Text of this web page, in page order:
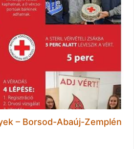
– Borsod-Abaúj-Zemplén